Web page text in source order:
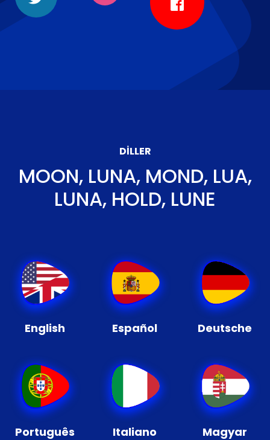
DILLER
MOON, LUNA, MOND, LUA,
LUNA, HOLD, LUNE
English Español Deutsche
Português Italiano Magyar